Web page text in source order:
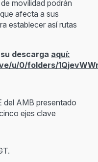
movilidad podrán
afecta a sus
establecer así rutas
su descarga aquí:
u/0/folders/
del AMB presentado
ejes clave